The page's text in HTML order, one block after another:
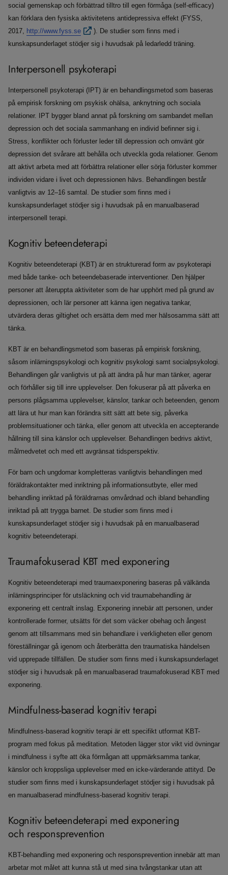
social gemenskap och förbättrad tilltro till egen förmåga (self-efficacy)
kan förklara den fysiska aktivitetens antidepressiva effekt (FYSS,
2017, http://www.fyss.se
). De studier som finns med i
kunskapsunderlaget stödjer sig i huvudsak på ledarledd träning.
Interpersonell psykoterapi
Interpersonell psykoterapi (IPT) är en behandlingsmetod som baseras
på empirisk forskning om psykisk ohälsa, anknytning och sociala
relationer. IPT bygger bland annat på forskning om sambandet mellan
depression och det sociala sammanhang en individ befinner sig i.
Stress, konflikter och förluster leder till depression och omvänt gör
depression det svårare att behålla och utveckla goda relationer. Genom
att aktivt arbeta med att förbättra relationer eller sörja förluster kommer
individen vidare i livet och depressionen hävs. Behandlingen består
vanligtvis av 12–16 samtal. De studier som finns med i
kunskapsunderlaget stödjer sig i huvudsak på en manualbaserad
interpersonell terapi.
Kognitiv beteendeterapi
Kognitiv beteendeterapi (KBT) är en strukturerad form av psykoterapi
med både tanke- och beteendebaserade interventioner. Den hjälper
personer att återuppta aktiviteter som de har upphört med på grund av
depressionen, och lär personer att känna igen negativa tankar,
utvärdera deras giltighet och ersätta dem med mer hälsosamma sätt att
tänka.
KBT är en behandlingsmetod som baseras på empirisk forskning,
såsom inlärningspsykologi och kognitiv psykologi samt socialpsykologi.
Behandlingen går vanligtvis ut på att ändra på hur man tänker, agerar
och förhåller sig till inre upplevelser. Den fokuserar på att påverka en
persons plågsamma upplevelser, känslor, tankar och beteenden, genom
att lära ut hur man kan förändra sitt sätt att bete sig, påverka
problemsituationer och tänka, eller genom att utveckla en accepterande
hållning till sina känslor och upplevelser. Behandlingen bedrivs aktivt,
målmedvetet och med ett avgränsat tidsperspektiv.
För barn och ungdomar kompletteras vanligtvis behandlingen med
föräldrakontakter med inriktning på informationsutbyte, eller med
behandling inriktad på föräldrarnas omvårdnad och ibland behandling
inriktad på att trygga barnet. De studier som finns med i
kunskapsunderlaget stödjer sig i huvudsak på en manualbaserad
kognitiv beteendeterapi.
Traumafokuserad KBT med exponering
Kognitiv beteendeterapi med traumaexponering baseras på välkända
inlärningsprinciper för utsläckning och vid traumabehandling är
exponering ett centralt inslag. Exponering innebär att personen, under
kontrollerade former, utsätts för det som väcker obehag och ångest
genom att tillsammans med sin behandlare i verkligheten eller genom
föreställningar gå igenom och återberätta den traumatiska händelsen
vid upprepade tillfällen. De studier som finns med i kunskapsunderlaget
stödjer sig i huvudsak på en manualbaserad traumafokuserad KBT med
exponering.
Mindfulness-baserad kognitiv terapi
Mindfulness-baserad kognitiv terapi är ett specifikt utformat KBT-
program med fokus på meditation. Metoden lägger stor vikt vid övningar
i mindfulness i syfte att öka förmågan att uppmärksamma tankar,
känslor och kroppsliga upplevelser med en icke-värderande attityd. De
studier som finns med i kunskapsunderlaget stödjer sig i huvudsak på
en manualbaserad mindfulness-baserad kognitiv terapi.
Kognitiv beteendeterapi med exponering
och responsprevention
KBT-behandling med exponering och responsprevention innebär att man
arbetar mot målet att kunna stå ut med sina tvångstankar utan att